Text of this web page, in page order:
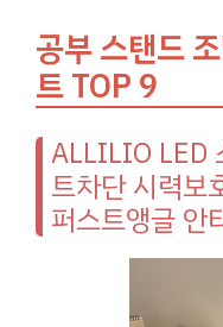
공부 스탠드
트 TOP 9
ALLILIO LED
트차단 시력보
퍼스트앵글 안